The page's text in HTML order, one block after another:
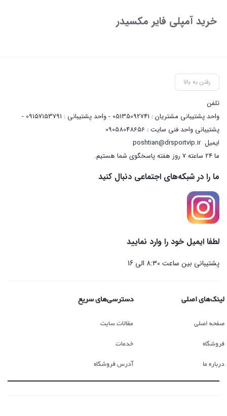
خرید آمپلی فایر مکسیدر
رفتن به بالا
تلفن
واحد پشتیبانی مشتریان : 05135092741 - واحد پشتیبانی : 09157153791 -
پشتیبانی واحد فنی سایت : 09058048656
ایمیلposhtian@drsportvip.ir
ما 24 ساعته 7 روز هفته پاسخگوی شما هستیم.
ما را در شبکه‌های اجتماعی دنبال کنید
لطفا ایمیل خود را وارد نمایید
پشتیبانی بین ساعت 8:30 الی 16
لینک‌های اصلی
صفحه اصلی
فروشگاه
درباره ما
دسترسی‌های سریع
مقالات سایت
خدمات
آدرس فروشگاه